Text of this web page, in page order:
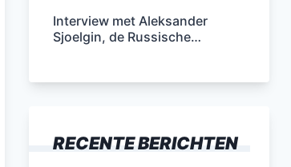
Interview met Aleksander
Sjoelgin, de Russische…
RECENTE BERICHTEN